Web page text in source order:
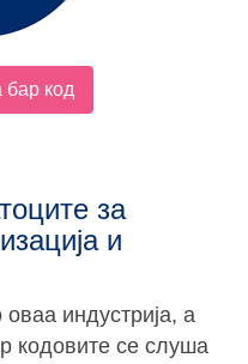
бар код
за
и
индустрија, а
кодовите се слуша